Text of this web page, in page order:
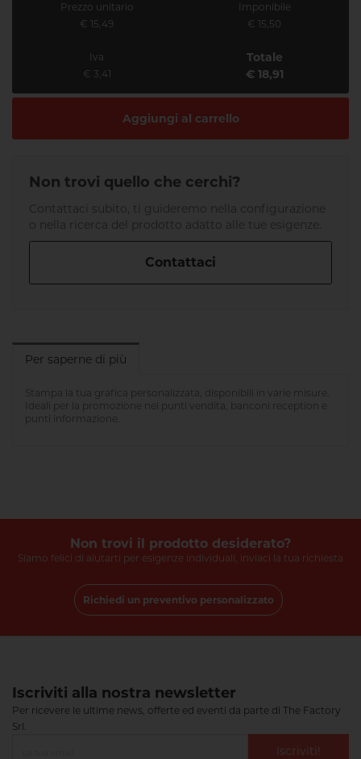
Prezzo unitario
€ 15,49
Imponibile
€ 15,50
Iva
€ 3,41
Totale
€ 18,91
Aggiungi al carrello
Non trovi quello che cerchi?
Contattaci subito, ti guideremo nella configurazione
o nella ricerca del prodotto adatto alle tue esigenze.
Contattaci
Per saperne di più
Stampa la tua grafica personalizzata, disponibili in varie misure.
Ideali per la promozione nei punti vendita, banconi reception e
punti informazione.
Non trovi il prodotto desiderato?
Siamo felici di aiutarti per esigenze individuali, inviaci la tua richiesta
Richiedi un preventivo personalizzato
Iscriviti alla nostra newsletter
Per ricevere le ultime news, offerte ed eventi da parte di The Factory
Srl.
Iscriviti!